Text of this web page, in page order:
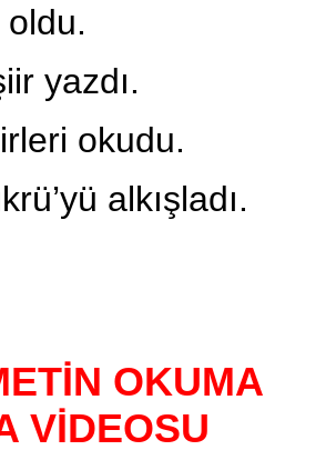
yazdı.
okudu.
alkışladı.
OKUMA
VİDEOSU